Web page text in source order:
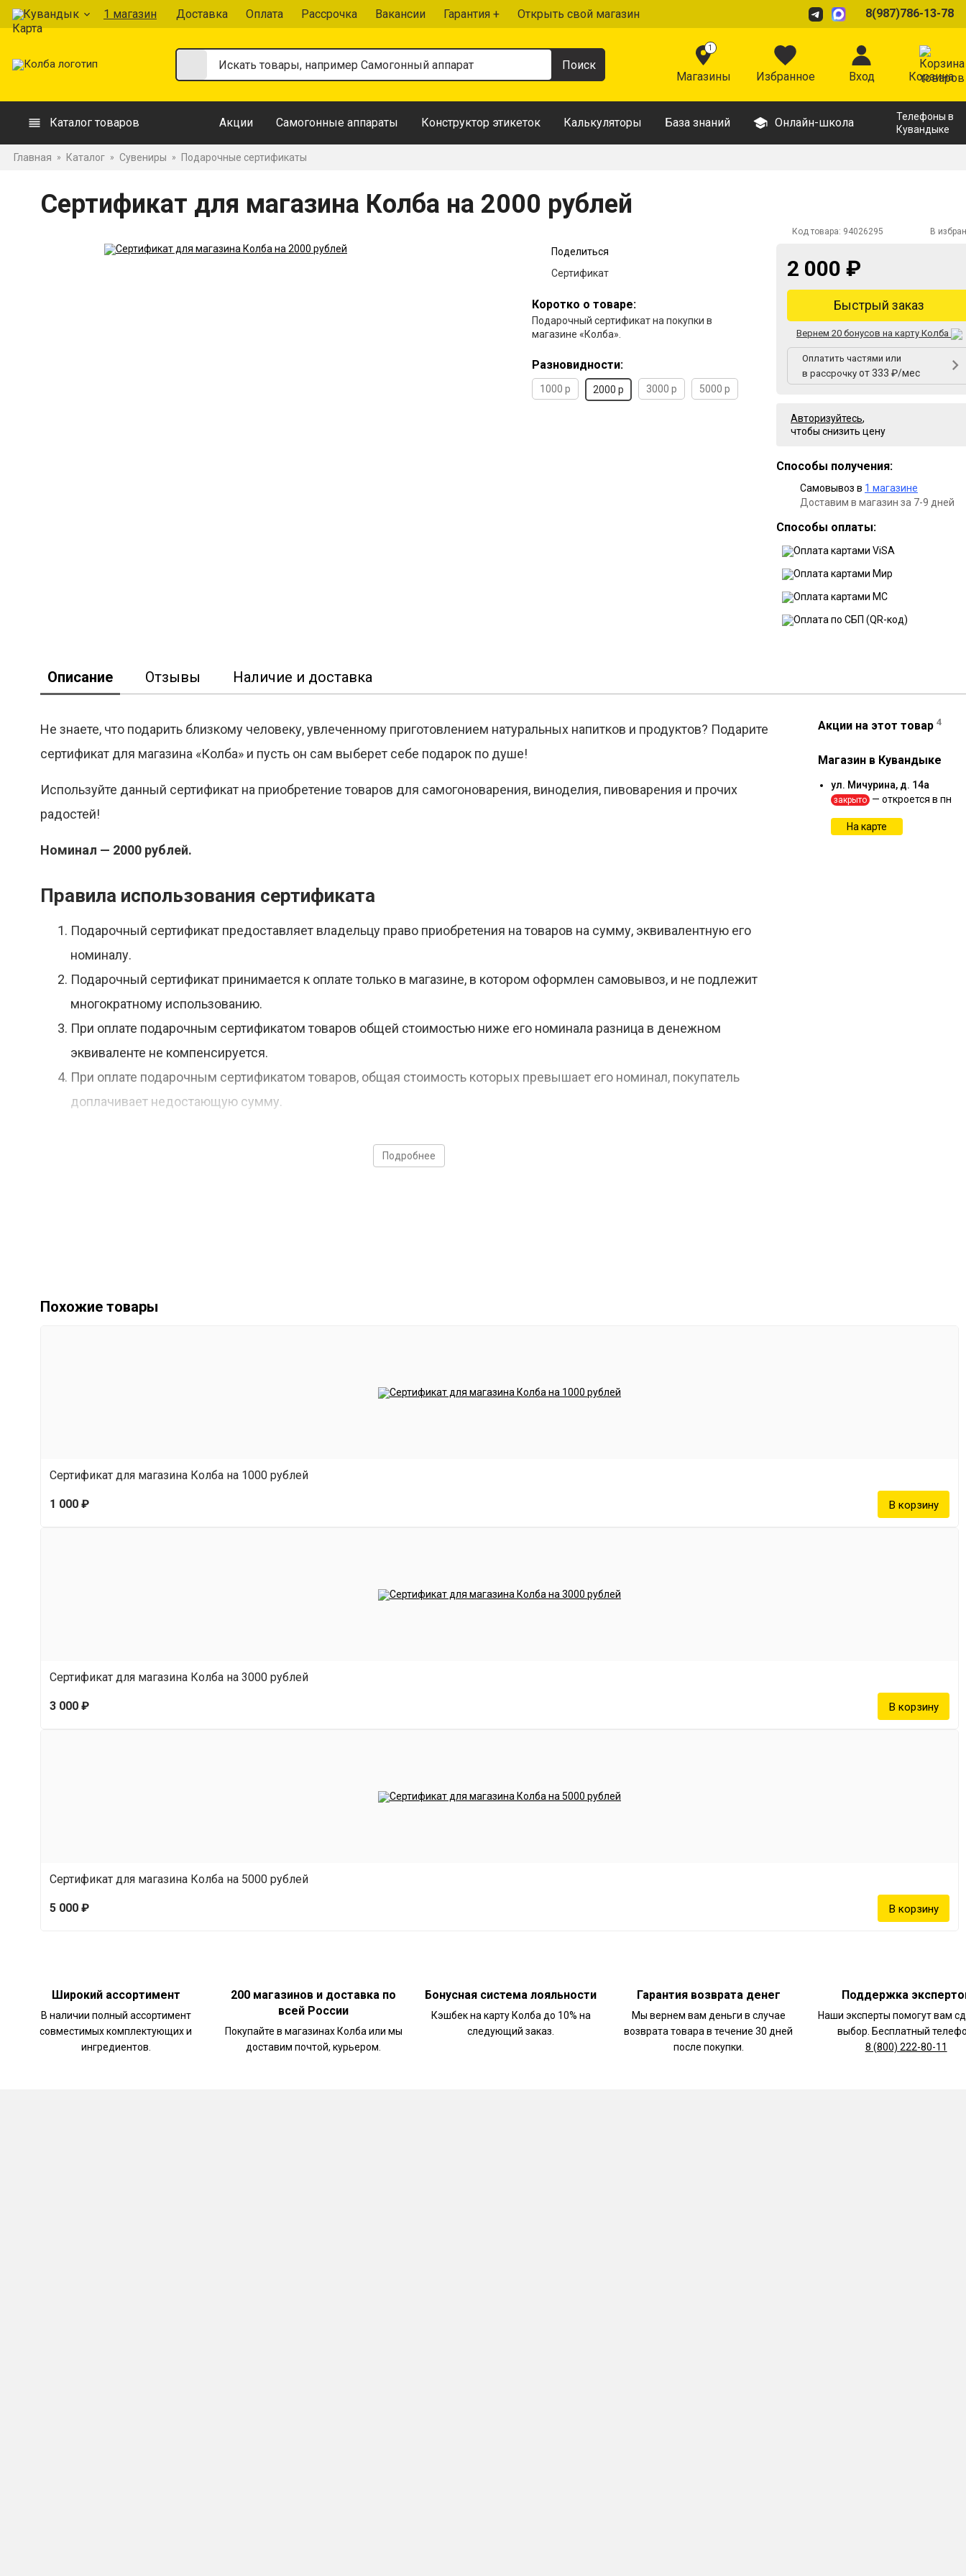
Кувандык 1 магазин Доставка Оплата Рассрочка Вакансии Гарантия + Открыть свой магазин 8(987)786-13-78
1
Магазины Избранное Вход Корзина
Каталог товаров Акции Самогонные аппараты Конструктор этикеток Калькуляторы База знаний Онлайн-школа
Телефоны в
Кувандыке
Главная » Каталог » Сувениры » Подарочные сертификаты
Сертификат для магазина Колба на 2000 рублей
Поделиться
Сертификат
Коротко о товаре:
Подарочный сертификат на покупки в
магазине «Колба».
Разновидности:
1000 р 2000 р 3000 р 5000 р
Код товара: 94026295 В
2 000 ₽
Быстрый заказ
Вернем 20 бонусов на карту Колба
Оплатить частями или
в рассрочку от 333 ₽/мес
Авторизуйтесь,
чтобы снизить цену
Способы получения:
Самовывоз в 1 магазине
Доставим в магазин за 7-9 дней
Способы оплаты:
Описание Отзывы Наличие и доставка
Не знаете, что подарить близкому человеку, увлеченному приготовлением натуральных напитков и продуктов? Подарите
сертификат для магазина «Колба» и пусть он сам выберет себе подарок по душе!
Используйте данный сертификат на приобретение товаров для самогоноварения, виноделия, пивоварения и прочих
радостей!
Номинал — 2000 рублей.
Правила использования сертификата
Подарочный сертификат предоставляет владельцу право приобретения на товаров на сумму, эквивалентную его
номиналу.
Подарочный сертификат принимается к оплате только в магазине, в котором оформлен самовывоз, и не подлежит
многократному использованию.
При оплате подарочным сертификатом товаров общей стоимостью ниже его номинала разница в денежном
эквиваленте не компенсируется.
При оплате подарочным сертификатом товаров, общая стоимость которых превышает его номинал, покупатель
доплачивает недостающую сумму.
Подробнее
Акции на этот товар 4
Магазин в Кувандыке
ул. Мичурина, д. 14а
закрыто — откроется в пн
На карте
Похожие товары
Сертификат для магазина Колба на 1000 рублей
1 000 ₽
Сертификат для магазина Колба на 3000 рублей
3 000 ₽
Сертификат для магазина Колба на 5000 рублей
5 000 ₽
Широкий ассортимент
В наличии полный ассортимент
совместимых комплектующих и
ингредиентов.
200 магазинов и доставка по
всей России
Покупайте в магазинах Колба или мы
доставим почтой, курьером.
Бонусная система лояльности
Кэшбек на карту Колба до 10% на
следующий заказ.
Гарантия возврата денег
Мы вернем вам деньги в случае
возврата товара в течение 30 дней
после покупки.
Поддержка
Наши эксперты помогут вам
выбор. Бесплатный
8 (800) 222-80-11